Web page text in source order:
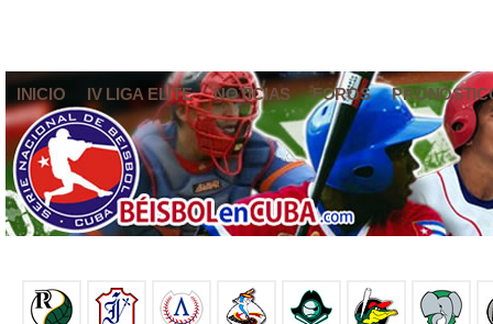
INICIO IV LIGA ELITE NOTICIAS FOROS